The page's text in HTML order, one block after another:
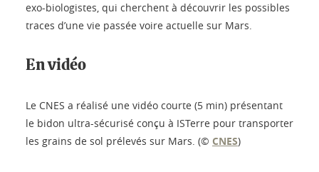
exo-biologistes, qui cherchent à découvrir les possibles
traces d’une vie passée voire actuelle sur Mars.
En vidéo
Le CNES a réalisé une vidéo courte (5 min) présentant
le bidon ultra-sécurisé conçu à ISTerre pour transporter
les grains de sol prélevés sur Mars. (© CNES)